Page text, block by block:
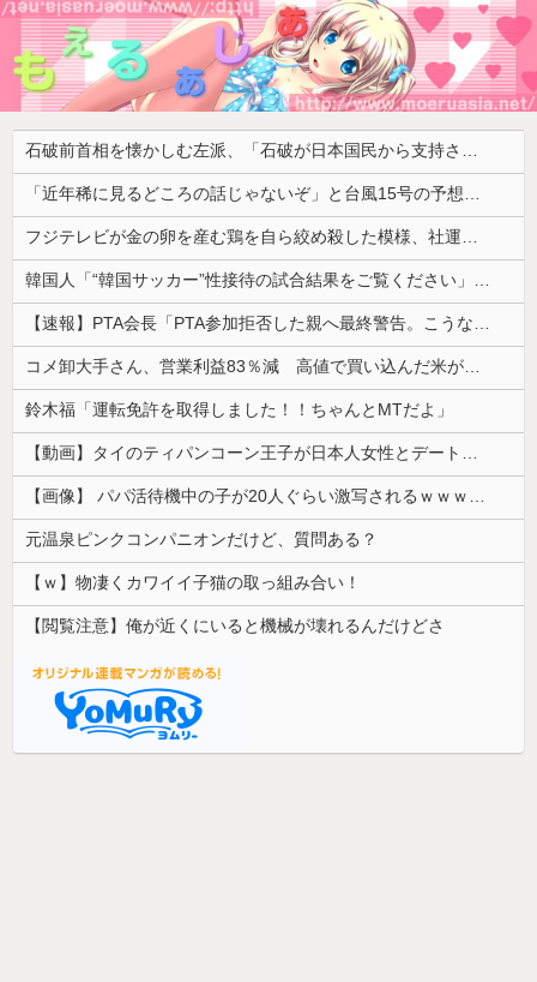
石破前首相を懐かしむ左派、「石破が日本国民から支持されまくっていた」と主張してしまうも……
「近年稀に見るどころの話じゃないぞ」と台風15号の予想進路に困惑する人が多数、偏西風が全く通用していないんだけど……
フジテレビが金の卵を産む鶏を自ら絞め殺した模様、社運を賭けたドル箱コンテンツが御蔵入りになってしまい……
韓国人「“韓国サッカー”性接待の試合結果をご覧ください」→「マッサージ効果は間違いないねｗ」「これが本当のベッドサッカーだ」
【速報】PTA会長「PTA参加拒否した親へ最終警告。こうなってもいい？」問題になりすぎて即撤回
コメ卸大手さん、営業利益83％減 高値で買い込んだ米が売れず「損切り祭り」開幕へ
鈴木福「運転免許を取得しました！！ちゃんとMTだよ」
【動画】タイのティパンコーン王子が日本人女性とデートか？
【画像】 パパ活待機中の子が20人ぐらい激写されるｗｗｗｗｗｗｗｗｗｗｗ
元温泉ピンクコンパニオンだけど、質問ある？
【ｗ】物凄くカワイイ子猫の取っ組み合い！
【閲覧注意】俺が近くにいると機械が壊れるんだけどさ